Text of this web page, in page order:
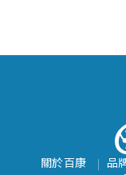
關於百康 品